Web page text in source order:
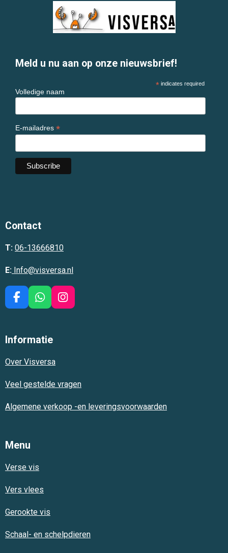
Meld u nu aan op onze nieuwsbrief!
* indicates required
Volledige naam
E-mailadres *
Contact
T: 06-13666810
E: Info@visversa.nl
F
a
b
o
W
h
s
p
I
n
m
Informatie
Over Visversa
Veel gestelde vragen
Algemene verkoop -en leveringsvoorwaarden
Menu
Verse vis
Vers vlees
Gerookte vis
Schaal- en schelpdieren